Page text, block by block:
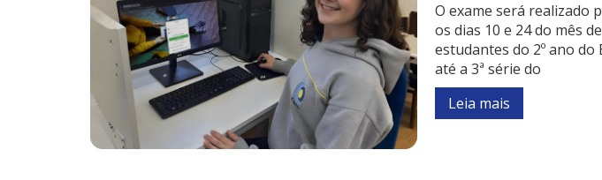
O exame será realizado
os dias 10 e 24 do mês
estudantes do 2º ano do
até a 3ª série do
Leia mais